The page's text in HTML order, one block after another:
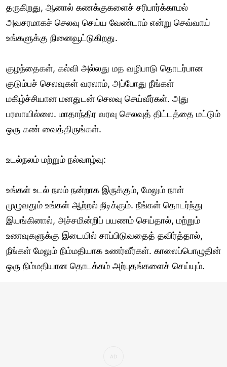
தருகிறது, ஆனால் கணக்குகளைச் சரிபார்க்காமல்
அவசரமாகச் செலவு செய்ய வேண்டாம் என்று செவ்வாய்
உங்களுக்கு நினைவூட்டுகிறது.
குழந்தைகள், கல்வி அல்லது மத வழிபாடு தொடர்பான
குடும்பச் செலவுகள் வரலாம், அப்போது நீங்கள்
மகிழ்ச்சியான மனதுடன் செலவு செய்வீர்கள். அது
பரவாயில்லை. மாதாந்திர வரவு செலவுத் திட்டத்தை மட்டும்
ஒரு கண் வைத்திருங்கள்.
உடல்நலம் மற்றும் நல்வாழ்வு:
உங்கள் உடல் நலம் நன்றாக இருக்கும், மேலும் நாள்
முழுவதும் உங்கள் ஆற்றல் நீடிக்கும். நீங்கள் தொடர்ந்து
இயங்கினால், அச்சமின்றிப் பயணம் செய்தால், மற்றும்
உணவுகளுக்கு இடையில் சாப்பிடுவதைத் தவிர்த்தால்,
நீங்கள் மேலும் நிம்மதியாக உணர்வீர்கள். காலைப்பொழுதின்
ஒரு நிம்மதியான தொடக்கம் அற்புதங்களைச் செய்யும்.